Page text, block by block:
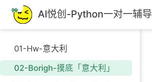
跳
至
主
內
容
AI悦创-Python一对一辅导
01-Hw-意大利
02-Borigh-摸底「意大利」